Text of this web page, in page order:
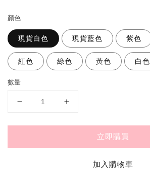
顏色
現貨白色 現貨藍色 紫色
紅色 綠色 黃色 白色
數量
立即購買
加入購物車